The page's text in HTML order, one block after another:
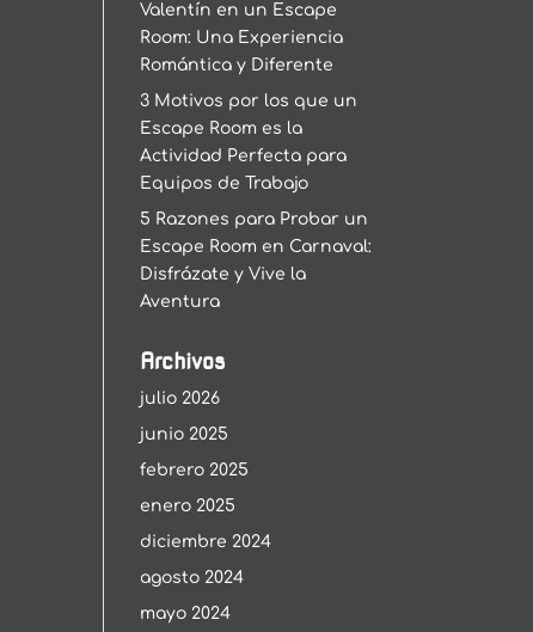
Valentín en un Escape
Room: Una Experiencia
Romántica y Diferente
3 Motivos por los que un
Escape Room es la
Actividad Perfecta para
Equipos de Trabajo
5 Razones para Probar un
Escape Room en Carnaval:
Disfrázate y Vive la
Aventura
Archivos
julio 2026
junio 2025
febrero 2025
enero 2025
diciembre 2024
agosto 2024
mayo 2024